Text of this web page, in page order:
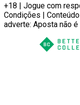
+18 | Jogue com
Condições |
adverte: Aposta não